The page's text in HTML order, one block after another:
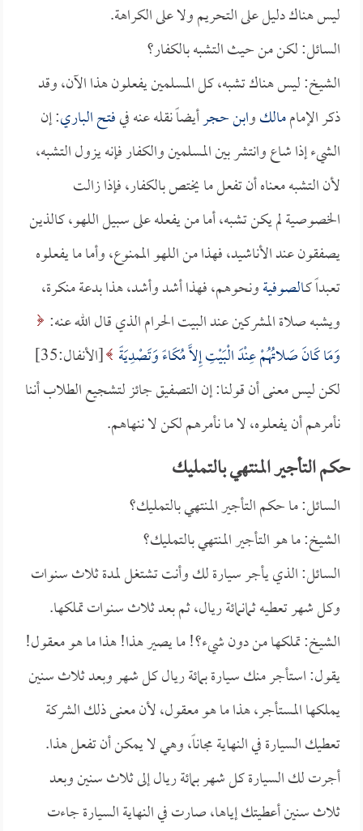
ليس هناك دليل على التحريم ولا على الكراهة.
السائل: لكن من حيث التشبه بالكفار؟
الشيخ: ليس هناك تشبه، كل المسلمين يفعلون هذا الآن، وقد
ذكر الإماممالكوابن حجرأيضاً نقله عنه فيفتح الباري: إن
الشيء إذا شاع وانتشر بين المسلمين والكفار فإنه يزول التشبه،
لأن التشبه معناه أن تفعل ما يختص بالكفار، فإذا زالت
الخصوصية لم يكن تشبه، أما من يفعله على سبيل اللهو، كالذين
يصفقون عند الأناشيد، فهذا من اللهو الممنوع، وأما ما يفعلوه
تعبداً كـالصوفيةونحوهم، فهذا أشد وأشد، هذا بدعة منكرة،
ويشبه صلاة المشركين عند البيت الحرام الذي قال الله عنه:
وَمَا كَانَ صَلاتُهُمْ عِنْدَ الْبَيْتِ إِلاَّ مُكَاءً وَتَصْدِيَةً
[الأنفال:35]
لكن ليس معنى أن قولنا: إن التصفيق جائز لتشجيع الطلاب أننا
نأمرهم أن يفعلوه، لا ما نأمرهم لكن لا ننهاهم.
حكم التأجير المنتهي بالتمليك
السائل: ما حكم التأجير المنتهي بالتمليك؟
الشيخ: ما هو التأجير المنتهي بالتمليك؟
السائل: الذي يأجر سيارة لك وأنت تشتغل لمدة ثلاث سنوات
وكل شهر تعطيه ثمانمائة ريال، ثم بعد ثلاث سنوات تملكها.
الشيخ: تملكها من دون شيء؟! ما يصير هذا! هذا ما هو معقول!
يقول: استأجر منك سيارة بمائة ريال كل شهر وبعد ثلاث سنين
يملكها المستأجر، هذا ما هو معقول، لأن معنى ذلك الشركة
تعطيك السيارة في النهاية مجاناً، وهي لا يمكن أن تفعل هذا.
أجرت لك السيارة كل شهر بمائة ريال إلى ثلاث سنين وبعد
ثلاث سنين أعطيتك إياها، صارت في النهاية السيارة جاءت